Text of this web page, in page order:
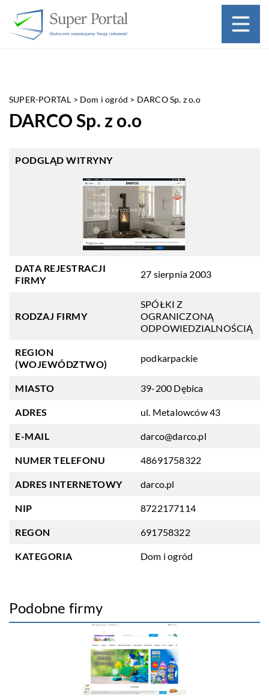
SUPER-PORTAL > Dom i ogród > DARCO Sp. z o.o
DARCO Sp. z o.o
PODGLĄD WITRYNY
DATA REJESTRACJI
FIRMY
27 sierpnia 2003
RODZAJ FIRMY
SPÓŁKI Z
OGRANICZONĄ
ODPOWIEDZIALNOŚCIĄ
REGION
(WOJEWÓDZTWO)
podkarpackie
MIASTO 39-200 Dębica
ADRES ul. Metalowców 43
E-MAIL darco@darco.pl
NUMER TELEFONU 48691758322
ADRES INTERNETOWY darco.pl
NIP 8722177114
REGON 691758322
KATEGORIA Dom i ogród
Podobne firmy